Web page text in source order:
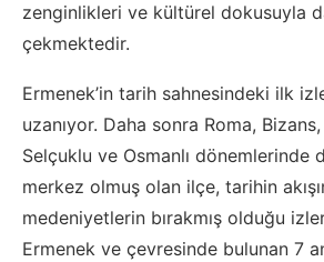
zenginlikleri ve kültürel dokusuyla
çekmektedir.
Ermenek’in tarih sahnesindeki ilk
uzanıyor. Daha sonra Roma,
Selçuklu ve Osmanlı dönemlerinde
merkez olmuş olan ilçe, tarihin
medeniyetlerin bırakmış olduğu
Ermenek ve çevresinde bulunan 7